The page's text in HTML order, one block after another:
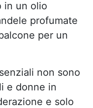
in un olio
profumate
per un
non sono
e donne in
e solo